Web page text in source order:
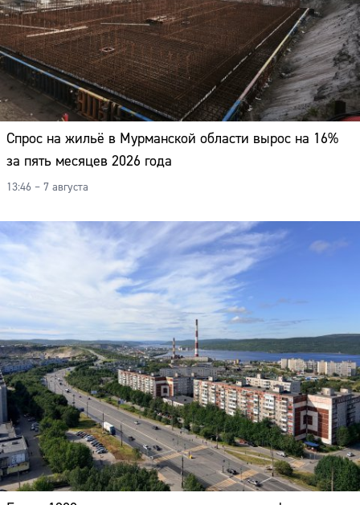
Спрос на жильё в Мурманской области вырос на 16%
за пять месяцев 2026 года
13:46 – 7 августа